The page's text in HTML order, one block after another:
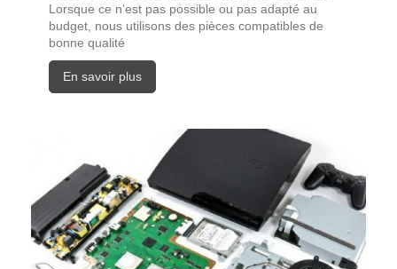
Lorsque ce n’est pas possible ou pas adapté au
budget, nous utilisons des pièces compatibles de
bonne qualité
En savoir plus